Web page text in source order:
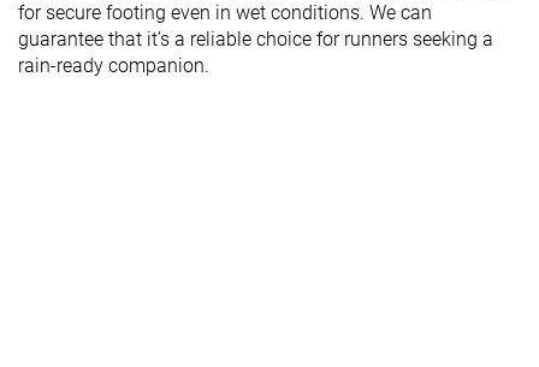
for secure footing even in wet conditions. We can
guarantee that it’s a reliable choice for runners seeking a
rain-ready companion.